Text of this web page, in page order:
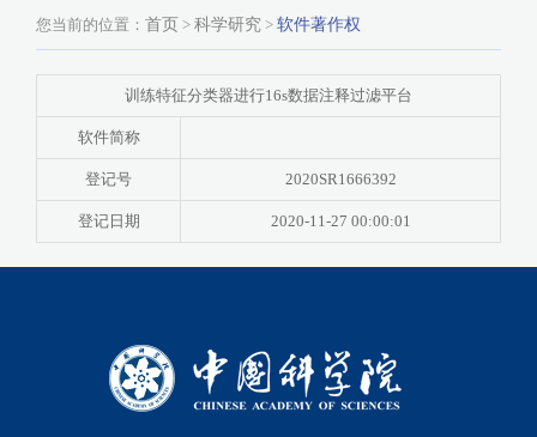
您当前的位置： 首页 > 科学研究 > 软件著作权
训练特征分类器进行16s数据注释过滤平台
软件简称
登记号 2020SR1666392
登记日期 2020-11-27 00:00:01